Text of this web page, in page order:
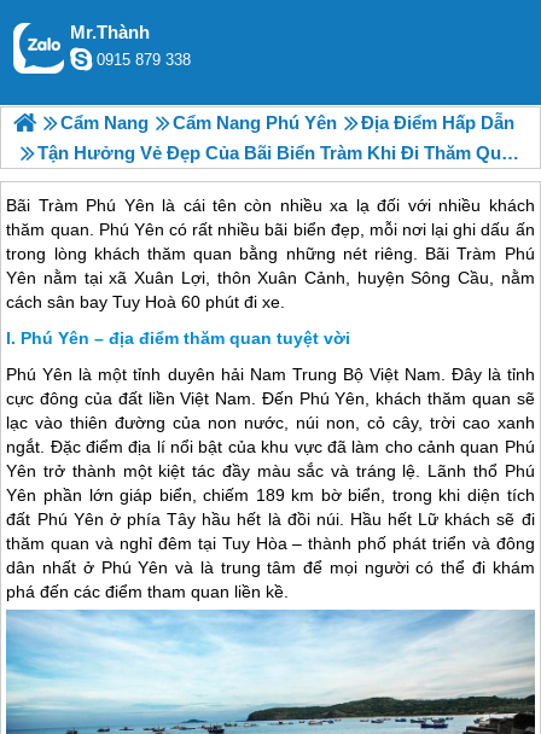
Mr.Thành
0915 879 338
Cẩm Nang Cẩm Nang Phú Yên
Địa Điểm Hấp Dẫn
Tận Hưởng Vẻ Đẹp Của Bãi Biển Tràm Khi Đi Thăm Quan Tại Phú Yên
Bãi Tràm Phú Yên là cái tên còn nhiều xa lạ đối với nhiều khách
thăm quan. Phú Yên có rất nhiều bãi biển đẹp, mỗi nơi lại ghi dấu ấn
trong lòng khách thăm quan bằng những nét riêng. Bãi Tràm Phú
Yên nằm tại xã Xuân Lợi, thôn Xuân Cảnh, huyện Sông Cầu, nằm
cách sân bay Tuy Hoà 60 phút đi xe.
Phú Yên – địa điểm thăm quan tuyệt vời
Phú Yên là một tỉnh duyên hải Nam Trung Bộ Việt Nam. Đây là tỉnh
cực đông của đất liền Việt Nam. Đến Phú Yên, khách thăm quan sẽ
lạc vào thiên đường của non nước, núi non, cỏ cây, trời cao xanh
ngắt. Đặc điểm địa lí nổi bật của khu vực đã làm cho cảnh quan Phú
Yên trở thành một kiệt tác đầy màu sắc và tráng lệ. Lãnh thổ Phú
Yên phần lớn giáp biển, chiếm 189 km bờ biển, trong khi diện tích
đất Phú Yên ở phía Tây hầu hết là đồi núi. Hầu hết Lữ khách sẽ đi
thăm quan và nghỉ đêm tại Tuy Hòa – thành phố phát triển và đông
dân nhất ở Phú Yên và là trung tâm để mọi người có thể đi khám
phá đến các điểm tham quan liền kề.